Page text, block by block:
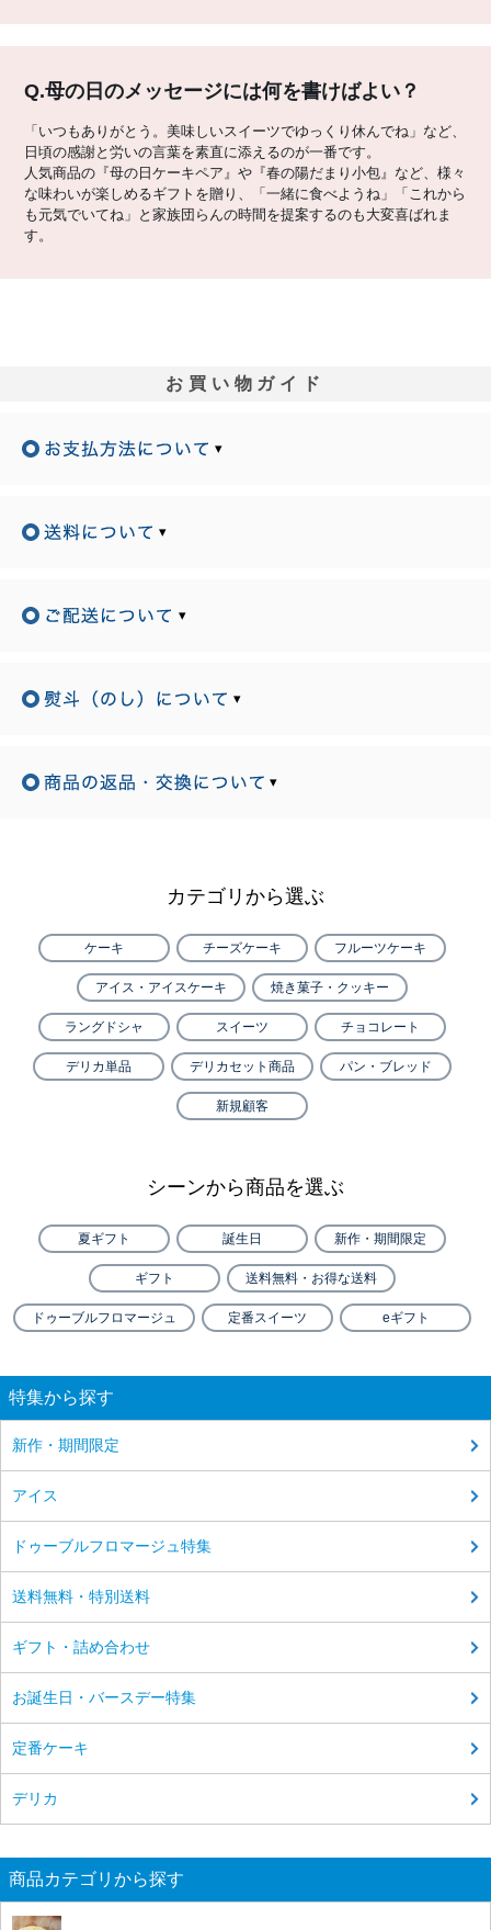
Q.母の日のメッセージには何を書けばよい？
「いつもありがとう。美味しいスイーツでゆっくり休んでね」など、
日頃の感謝と労いの言葉を素直に添えるのが一番です。
人気商品の『母の日ケーキペア』や『春の陽だまり小包』など、様々
な味わいが楽しめるギフトを贈り、「一緒に食べようね」「これから
も元気でいてね」と家族団らんの時間を提案するのも大変喜ばれま
す。
お買い物ガイド
▾
▾
▾
▾
▾
カテゴリから選ぶ
ケーキ チーズケーキ フルーツケーキ
アイス・アイスケーキ 焼き菓子・クッキー
ラングドシャ スイーツ チョコレート
デリカ単品 デリカセット商品 パン・ブレッド
新規顧客
シーンから商品を選ぶ
夏ギフト 誕生日 新作・期間限定
ギフト 送料無料・お得な送料
ドゥーブルフロマージュ 定番スイーツ eギフト
特集から探す
新作・期間限定
アイス
ドゥーブルフロマージュ特集
送料無料・特別送料
ギフト・詰め合わせ
お誕生日・バースデー特集
定番ケーキ
デリカ
商品カテゴリから探す